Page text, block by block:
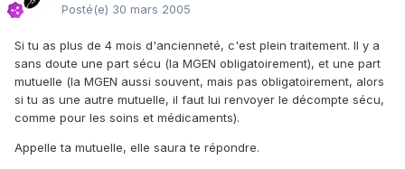
Posté(e) 30 mars 2005
Si tu as plus de 4 mois d'ancienneté, c'est plein traitement. Il y a
sans doute une part sécu (la MGEN obligatoirement), et une part
mutuelle (la MGEN aussi souvent, mais pas obligatoirement, alors
si tu as une autre mutuelle, il faut lui renvoyer le décompte sécu,
comme pour les soins et médicaments).
Appelle ta mutuelle, elle saura te répondre.